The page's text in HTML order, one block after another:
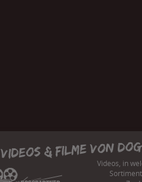
Videos & Filme von
Videos, in